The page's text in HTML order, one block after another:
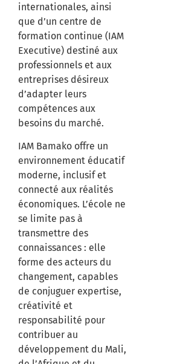
internationales, ainsi
que d’un centre de
formation continue (IAM
Executive) destiné aux
professionnels et aux
entreprises désireux
d’adapter leurs
compétences aux
besoins du marché.
IAM Bamako offre un
environnement éducatif
moderne, inclusif et
connecté aux réalités
économiques. L’école ne
se limite pas à
transmettre des
connaissances : elle
forme des acteurs du
changement, capables
de conjuguer expertise,
créativité et
responsabilité pour
contribuer au
développement du Mali,